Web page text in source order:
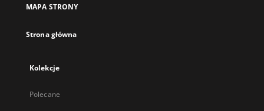
MAPA STRONY
Strona główna
Kolekcje
Polecane